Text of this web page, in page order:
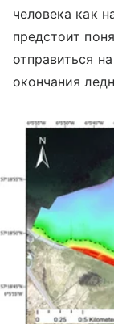
человека как
предстоит
отправиться
окончания